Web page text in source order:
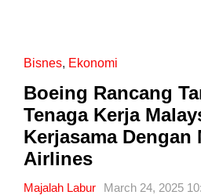
Bisnes, Ekonomi
Boeing Rancang
Tenaga Kerja
Kerjasama Dengan
Airlines
Majalah Labur March 24, 2025